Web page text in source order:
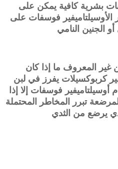
بشرية كافية يمكن على
الأوسيلتاميفير فوسفات على
أو الجنين النامي
غير المعروف ما إذا كان
كربوكسيلات يفرز في لبن
أوسيلتاميفير فوسفات إلا إذا
تبرر المخاطر المحتملة
يرضع من الثدي